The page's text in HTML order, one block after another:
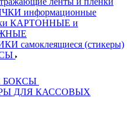
информационные
КАРТОННЫЕ и
самоклеящиеся (стикеры)
БОКСЫ
ДЛЯ КАССОВЫХ